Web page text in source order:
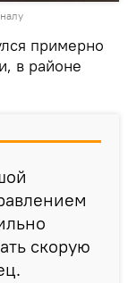
примерно
в районе
скорую